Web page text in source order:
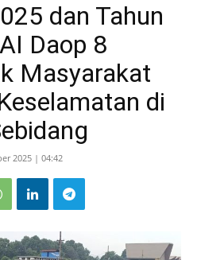
dan Tahun
Daop 8
Masyarakat
di
2025 | 04:42